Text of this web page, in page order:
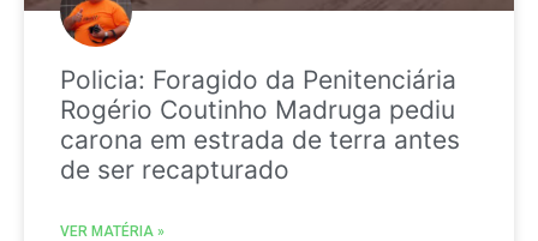
Policia: Foragido da Penitenciária
Rogério Coutinho Madruga pediu
carona em estrada de terra antes
de ser recapturado
VER MATÉRIA »